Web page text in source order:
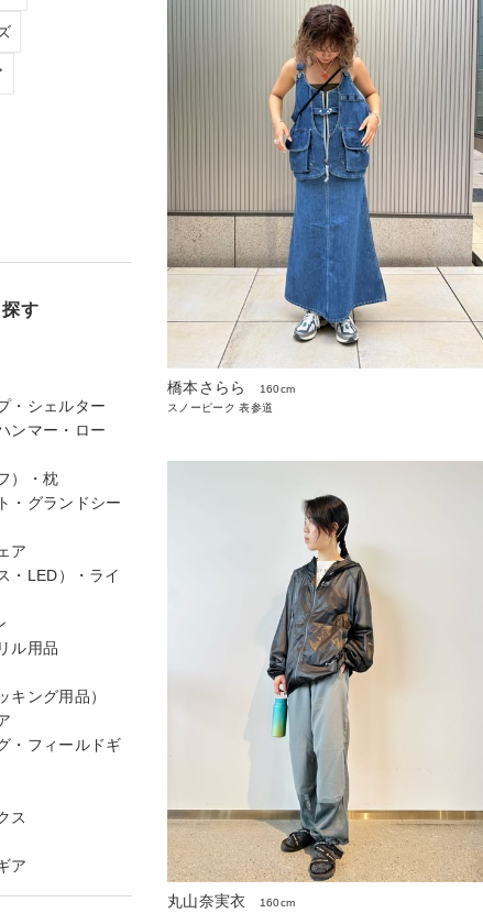
す
・シェルター
ンマー・ロー
）・枕
・グランドシー
ア
・LED）・ライ
ル用品
キング用品）
・フィールドギ
ス
ア
橋本さらら
160cm
スノーピーク 表参道
丸山奈実衣
160cm